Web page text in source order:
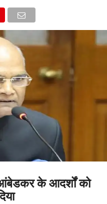
आंबेडकर के आदर्शों को